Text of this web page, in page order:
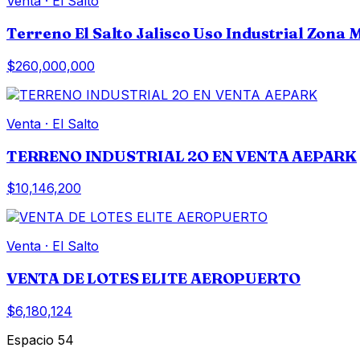
Terreno El Salto Jalisco Uso Industrial Zona
$260,000,000
Venta · El Salto
TERRENO INDUSTRIAL 2O EN VENTA AEPARK
$10,146,200
Venta · El Salto
VENTA DE LOTES ELITE AEROPUERTO
$6,180,124
Espacio 54